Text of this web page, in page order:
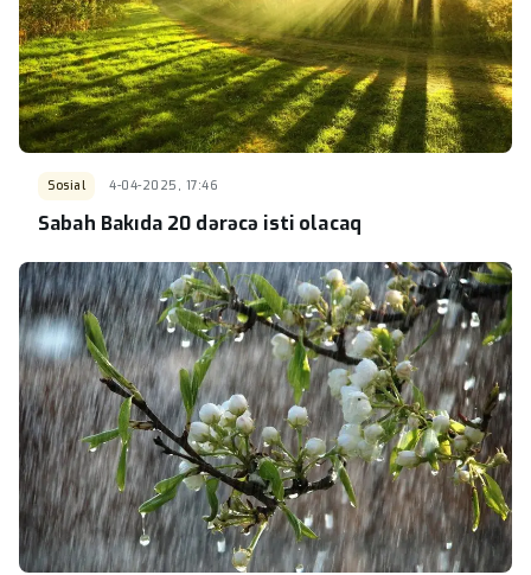
Sosial 4-04-2025, 17:46
Sabah Bakıda 20 dərəcə isti olacaq